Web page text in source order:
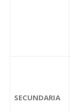
SECUNDARIA